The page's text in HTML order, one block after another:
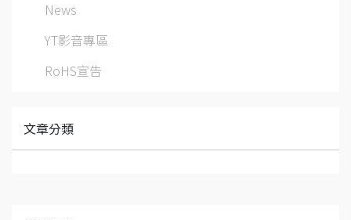
News
YT影音專區
RoHS宣告
文章分類